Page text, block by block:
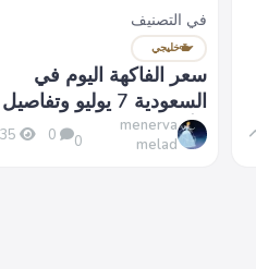
في التصنيف
خليجي
سعر الفاكهة اليوم في
السعودية 7 يوليو وتفاصيل
الأسواق اليومية
menerva
melad
0